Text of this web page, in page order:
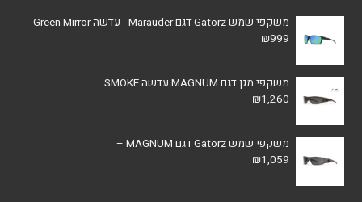
משקפי שמש Gatorz דגם Marauder - עדשה Green Mirror
₪999
משקפי מגן דגם MAGNUM עדשה SMOKE
₪1,260
משקפי שמש Gatorz דגם MAGNUM –
₪1,059